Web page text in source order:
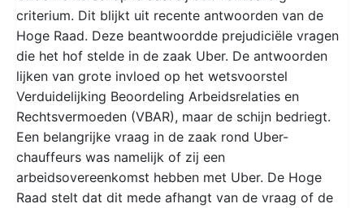
criterium. Dit blijkt uit recente antwoorden van de
Hoge Raad. Deze beantwoordde prejudiciële vragen
die het hof stelde in de zaak Uber. De antwoorden
lijken van grote invloed op het wetsvoorstel
Verduidelijking Beoordeling Arbeidsrelaties en
Rechtsvermoeden (VBAR), maar de schijn bedriegt.
Een belangrijke vraag in de zaak rond Uber-
chauffeurs was namelijk of zij een
arbeidsovereenkomst hebben met Uber. De Hoge
Raad stelt dat dit mede afhangt van de vraag of de